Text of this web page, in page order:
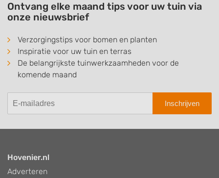
Ontvang elke maand tips voor uw tuin via
onze nieuwsbrief
Verzorgingstips voor bomen en planten
Inspiratie voor uw tuin en terras
De belangrijkste tuinwerkzaamheden voor de
komende maand
Inschrijven
Hovenier.nl
Adverteren